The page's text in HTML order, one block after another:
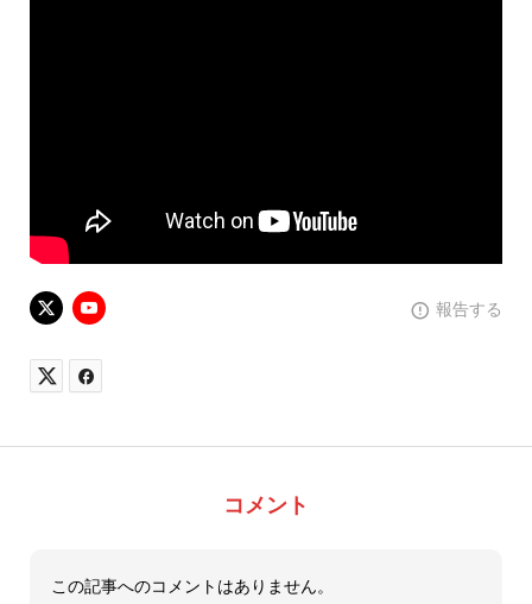
報告する
コメント
この記事へのコメントはありません。